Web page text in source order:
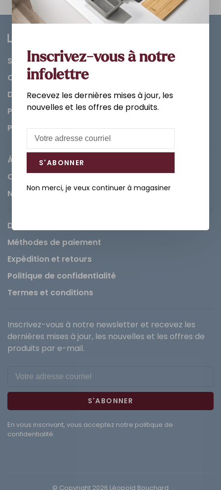
Salle de bain
Cuisine
Décorations et Accessoires
Peintures
Pièces
À propos de Léopold
Carrières
Nous contacter
Demande de service
Méthodes de paiement
Expédition et retours
Politique de confidentialité
Termes et conditions
Inscrivez-vous à notre newsletter et recevez les
dernières mises à jour, les nouvelles et les offres de
produits par e-mail.
S'ABONNER
En vous inscrivant, vous acceptez notre politique de
confidentialité.
© Copyright 2026 Léopold Bouchard
Inscrivez-vous à notre
infolettre
Recevez les dernières mises à jour, les
nouvelles et les offres de produits.
S'ABONNER
Non merci, je veux continuer à magasiner